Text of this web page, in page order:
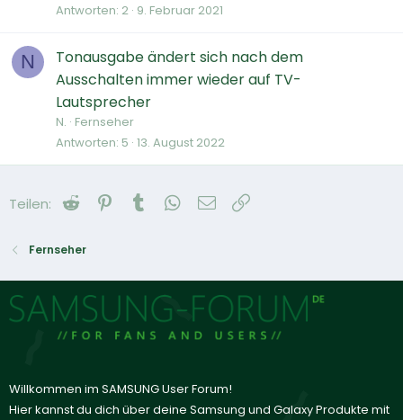
Antworten 2 9. Februar 2021
N
Tonausgabe ändert sich nach dem
Ausschalten immer wieder auf TV-
Lautsprecher
N. Fernseher
Antworten 5 13. August 2022
Teilen: Reddit Pinterest
Tumblr WhatsApp
E-Mail
Fernseher
Willkommen im SAMSUNG User Forum!
Hier kannst du dich über deine Samsung und Galaxy Produkte mit